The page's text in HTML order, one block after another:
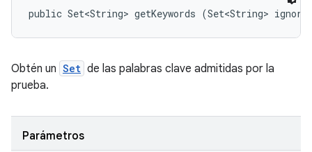
public Set<String> getKeywords (Set<String>
Obtén un Set de las palabras clave admitidas por la
prueba.
Parámetros